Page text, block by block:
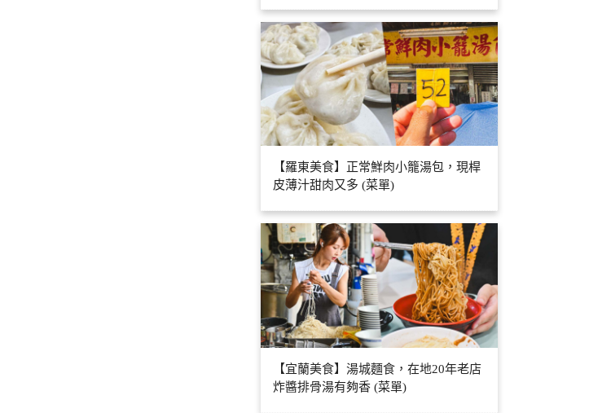
【羅東美食】正常鮮肉小籠湯包，現桿
皮薄汁甜肉又多 (菜單)
【宜蘭美食】湯城麵食，在地20年老店
炸醬排骨湯有夠香 (菜單)